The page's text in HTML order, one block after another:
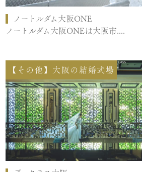
ノートルダム大阪ONE
ノートルダム大阪ONEは大阪市....
【その他】大阪の結婚式場